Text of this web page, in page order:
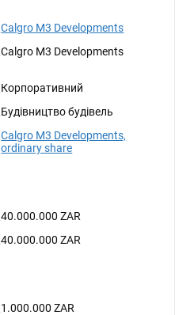
Calgro M3 Developments
Calgro M3 Developments
Корпоративний
Будівництво будівель
Calgro M3 Developments,
ordinary share
40.000.000 ZAR
40.000.000 ZAR
1.000.000 ZAR